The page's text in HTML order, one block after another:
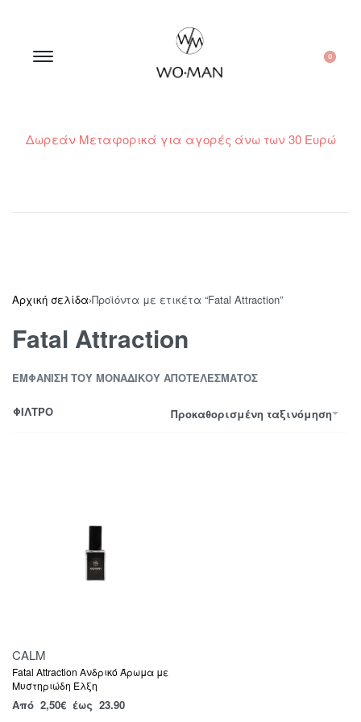
0
Δωρεάν Μεταφορικά για αγορές άνω των 30 Ευρώ
Αρχική σελίδα›Προϊόντα με ετικέτα “Fatal Attraction”
Fatal Attraction
ΕΜΦΆΝΙΣΗ ΤΟΥ ΜΟΝΑΔΙΚΟΎ ΑΠΟΤΕΛΈΣΜΑΤΟΣ
Προκαθορισμένη ταξινόμηση
ΦΙΛΤΡΟ
CALM
Fatal Attraction Ανδρικό Άρωμα με
Μυστηριώδη Έλξη
Από 2,50€ έως 23.90